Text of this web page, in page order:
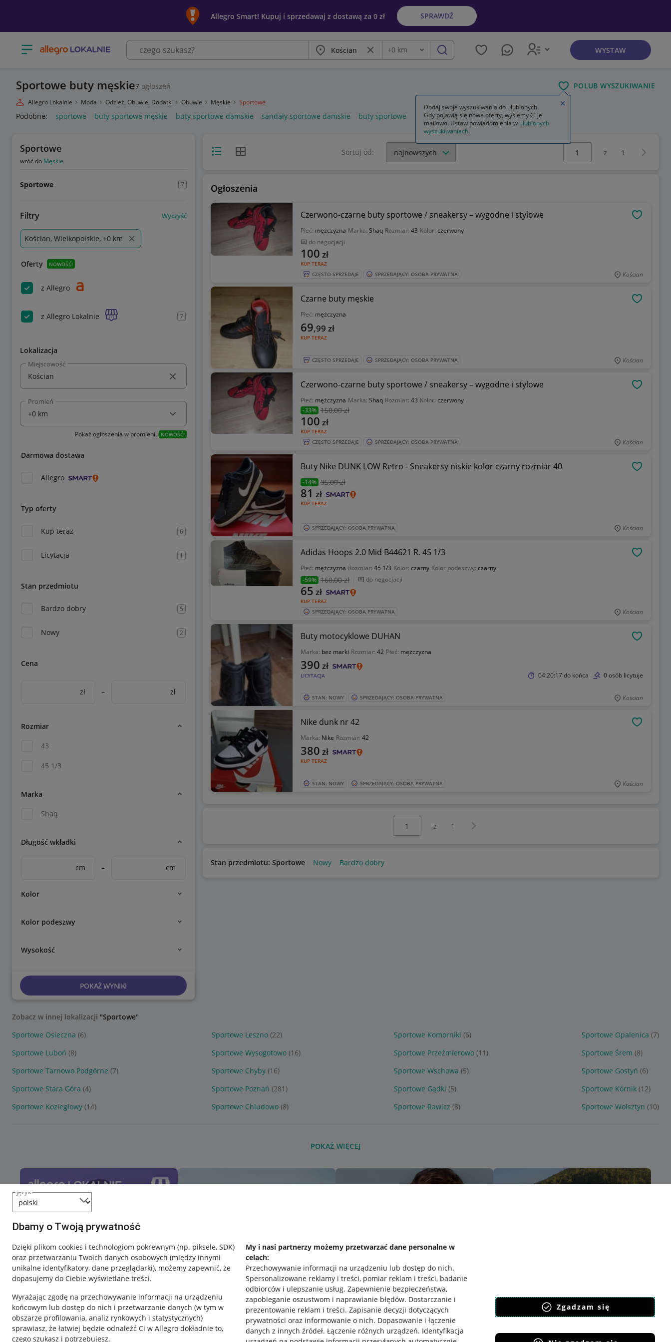
język
Dbamy o Twoją prywatność
Dzięki plikom cookies i technologiom pokrewnym (np. piksele, SDK)
oraz przetwarzaniu Twoich danych osobowych (między innymi
unikalne identyfikatory, dane przeglądarki), możemy zapewnić, że
dopasujemy do Ciebie wyświetlane treści.
Wyrażając zgodę na przechowywanie informacji na urządzeniu
końcowym lub dostęp do nich i przetwarzanie danych (w tym w
obszarze profilowania, analiz rynkowych i statystycznych)
sprawiasz, że łatwiej będzie odnaleźć Ci w Allegro dokładnie to,
czego szukasz i potrzebujesz.
My i nasi partnerzy możemy przetwarzać dane personalne w
celach:
Przechowywanie informacji na urządzeniu lub dostęp do nich.
Spersonalizowane reklamy i treści, pomiar reklam i treści, badanie
odbiorców i ulepszanie usług. Zapewnienie bezpieczeństwa,
zapobieganie oszustwom i naprawianie błędów. Dostarczanie i
prezentowanie reklam i treści. Zapisanie decyzji dotyczących
prywatności oraz informowanie o nich. Dopasowanie i łączenie
danych z innych źródeł. Łączenie różnych urządzeń. Identyfikacja
Zgadzam się
Allegro Smart! Kupuj i sprzedawaj z dostawą za 0 zł SPRAWDŹ
Otwórz menu z kategoriami Miasto Wyczyść frazę
Odległość
+0 km szukaj WYSTAW
Sportowe buty męskie7 ogłoszeń POLUB WYSZUKIWANIE
Allegro Lokalnie Moda Odzież, Obuwie, Dodatki Obuwie Męskie Sportowe
Podobne: sportowe buty sportowe męskie buty sportowe damskie sandały sportowe damskie buty sportowe
Sportowe
wróć do Męskie
Sportowe 7
Filtry Wyczyść
Kościan, Wielkopolskie, +0 km
Oferty NOWOŚĆ!
z Allegro
z Allegro Lokalnie 7
Lokalizacja
Miejscowość
Promień
Pokaż ogłoszenia w promieniu NOWOŚĆ!
Darmowa dostawa
Allegro
Typ oferty
Kup teraz 6
Licytacja 1
Stan przedmiotu
Bardzo dobry 5
Nowy 2
Cena
zł – zł
Rozmiar
43
45 1/3
Marka
Shaq
Długość wkładki
cm – cm
Kolor
Kolor podeszwy
Wysokość
POKAŻ WYNIKI
Widok listyWidok siatki Sortuj od:
Wybierz stronę:
z 1
Ogłoszenia
Czerwono-czarne buty sportowe / sneakersy – wygodne i stylowe
Płeć: mężczyzna Marka: Shaq Rozmiar: 43 Kolor: czerwony
do negocjacji
KUP TERAZ
100 zł
CZĘSTO SPRZEDAJE SPRZEDAJĄCY: OSOBA PRYWATNA Kościan
Czarne buty męskie
Płeć: mężczyzna
KUP TERAZ
69,99 zł
CZĘSTO SPRZEDAJE SPRZEDAJĄCY: OSOBA PRYWATNA Kościan
Czerwono-czarne buty sportowe / sneakersy – wygodne i stylowe
Płeć: mężczyzna Marka: Shaq Rozmiar: 43 Kolor: czerwony
-33% 150,00 zł
KUP TERAZ
100 zł
CZĘSTO SPRZEDAJE SPRZEDAJĄCY: OSOBA PRYWATNA Kościan
Buty Nike DUNK LOW Retro - Sneakersy niskie kolor czarny rozmiar 40
-14% 95,00 zł
KUP TERAZ
81 zł
SPRZEDAJĄCY: OSOBA PRYWATNA Kościan
Adidas Hoops 2.0 Mid B44621 R. 45 1/3
Płeć: mężczyzna Rozmiar: 45 1/3 Kolor: czarny Kolor podeszwy: czarny
-59% 160,00 zł do negocjacji
KUP TERAZ
65 zł
SPRZEDAJĄCY: OSOBA PRYWATNA Kościan
Buty motocyklowe DUHAN
Marka: bez marki Rozmiar: 42 Płeć: mężczyzna
LICYTACJA
390 zł
04:20:17do końca 0 osób licytuje
STAN: NOWY SPRZEDAJĄCY: OSOBA PRYWATNA Koscian
Nike dunk nr 42
Marka: Nike Rozmiar: 42
KUP TERAZ
380 zł
STAN: NOWY SPRZEDAJĄCY: OSOBA PRYWATNA Kościan
z 1 Następna strona
Stan przedmiotu: Sportowe Nowy Bardzo dobry
Zobacz w innej lokalizacji "Sportowe"
Sportowe Osieczna (6) Sportowe Leszno (22) Sportowe Komorniki (6) Sportowe Opalenica (7)
Sportowe Luboń (8) Sportowe Wysogotowo (16) Sportowe Przeźmierowo (11) Sportowe Śrem (8)
Sportowe Tarnowo Podgórne (7) Sportowe Chyby (16) Sportowe Wschowa (5) Sportowe Gostyń (6)
Sportowe Stara Góra (4) Sportowe Poznań (281) Sportowe Gądki (5) Sportowe Kórnik (12)
Sportowe Koziegłowy (14) Sportowe Chludowo (8) Sportowe Rawicz (8) Sportowe Wolsztyn (10)
POKAŻ WIĘCEJ
Dodaj swoje wyszukiwania do ulubionych.
Gdy pojawią się nowe oferty, wyślemy Ci je
mailowo. Ustaw powiadomienia w ulubionych
wyszukiwaniach.
Zamknij wskazówkę